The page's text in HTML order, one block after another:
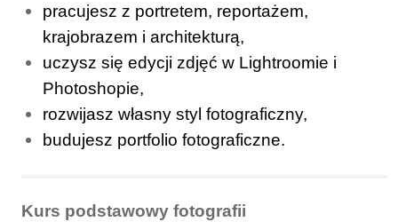
pracujesz z portretem, reportażem,
krajobrazem i architekturą,
uczysz się edycji zdjęć w Lightroomie i
Photoshopie,
rozwijasz własny styl fotograficzny,
budujesz portfolio fotograficzne.
Kurs podstawowy fotografii